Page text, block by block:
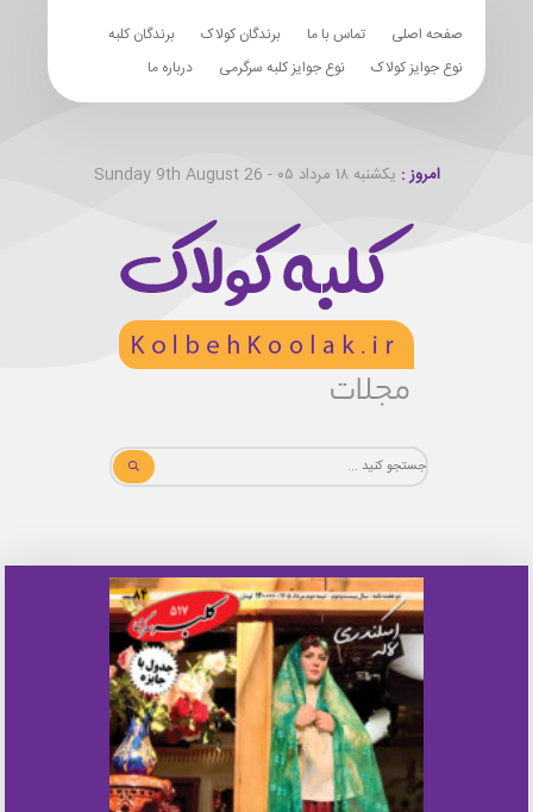
صفحه اصلی تماس با ما برندگان کولاک
برندگان کلبه
نوع جوایز کولاک
نوع جوایز کلبه سرگرمی درباره ما
امروز : یکشنبه ۱۸ مرداد ۰۵ - Sunday 9th August 26